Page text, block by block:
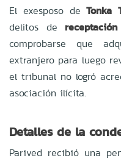
El exesposo deTonka
delitos de
comprobarse que
extranjero para luego
el tribunal no logró
asociación ilícita.
Detalles de la
Parived recibió una